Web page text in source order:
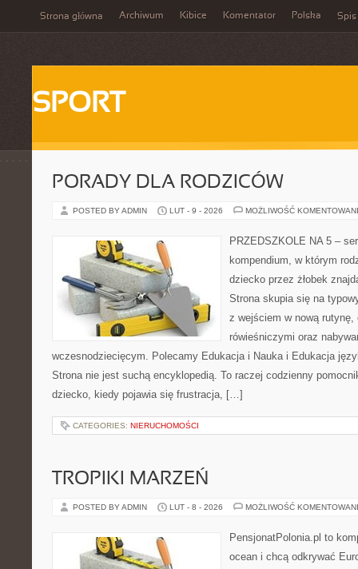
Strona główna Archiwum Kibice Komentator Polska Spis
SPORT
PORADY DLA RODZICÓW
POSTED BY ADMIN LUT - 9 - 2026 MOŻLIWOŚĆ
PRZEDSZKOLE NA 5 –
kompendium, w którym
dziecko przez żłobek
Strona skupia się na
z wejściem w nową
rówieśniczymi oraz
wczesnodziecięcym. Polecamy Edukacja i Nauka i Edukacja
Strona nie jest suchą encyklopedią. To raczej codzienny
dziecko, kiedy pojawia się frustracja, […]
CATEGORIES: NIERUCHOMOŚCI
TROPIKI MARZEŃ
POSTED BY ADMIN LUT - 8 - 2026 MOŻLIWOŚĆ
PensjonatPolonia.pl to
ocean i chcą odkrywać